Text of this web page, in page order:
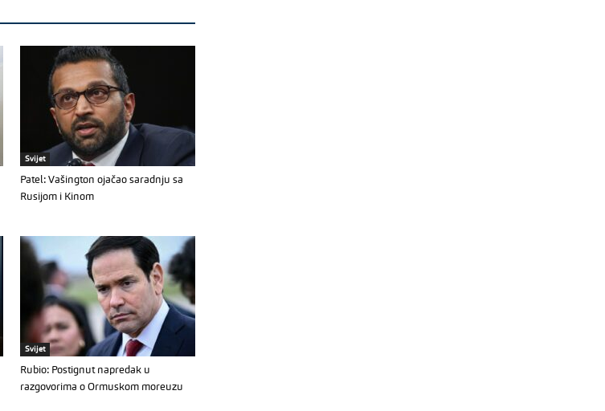
Svijet
Patel: Vašington ojačao saradnju sa
Rusijom i Kinom
Svijet
Rubio: Postignut napredak u
razgovorima o Ormuskom moreuzu